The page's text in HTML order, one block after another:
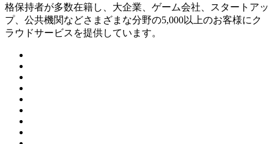
格保持者が多数在籍し、⼤企業、ゲーム会社、スタートアッ
プ、公共機関などさまざまな分野の5,000以上のお客様にク
ラウドサービスを提供しています。